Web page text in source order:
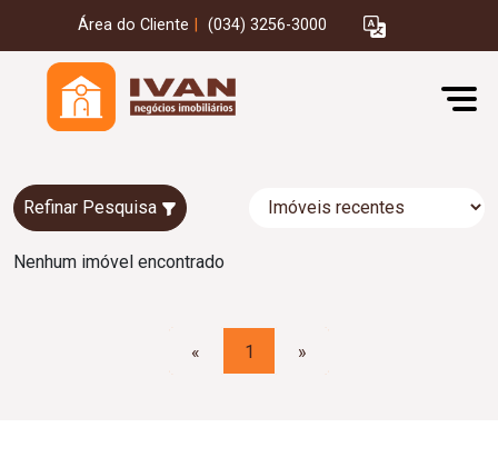
Área do Cliente (034) 3256-3000
Refinar Pesquisa
Nenhum imóvel encontrado
« 1 »